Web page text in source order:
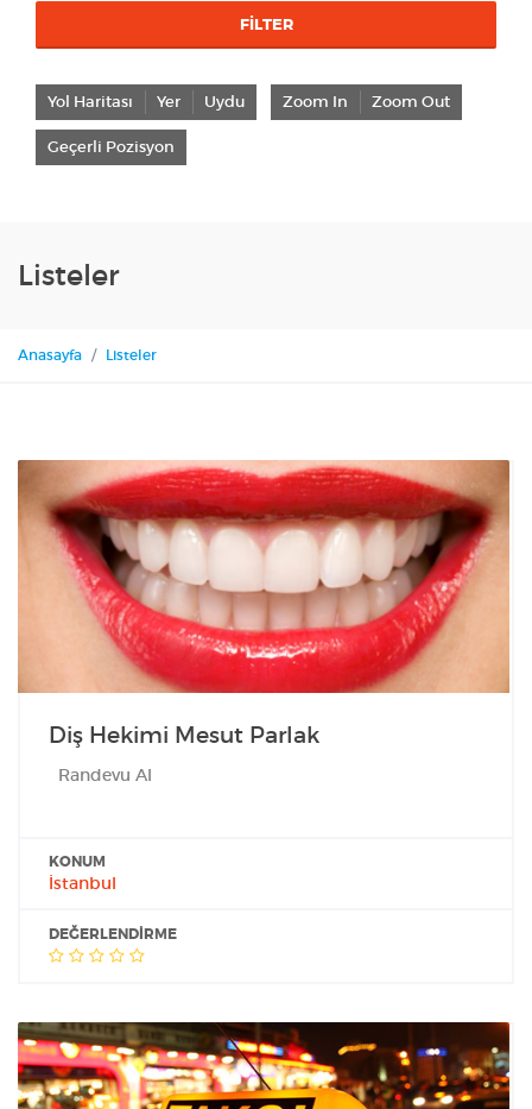
FILTER
Yol Haritası Yer Uydu Zoom In Zoom Out
Geçerli Pozisyon
Listeler
Anasayfa Listeler
Diş Hekimi Mesut Parlak
Randevu Al
KONUM
İstanbul
DEĞERLENDIRME